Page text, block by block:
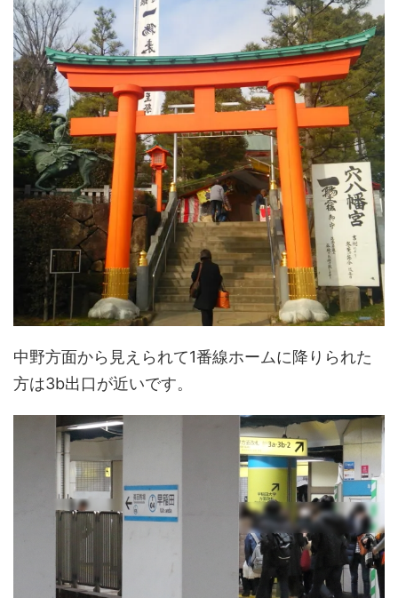
中野方面から見えられて1番線ホームに降りられた
方は3b出口が近いです。